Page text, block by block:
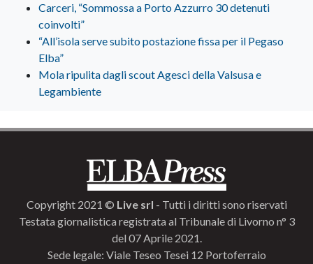
Carceri, “Sommossa a Porto Azzurro 30 detenuti
coinvolti”
“All’isola serve subito postazione fissa per il Pegaso
Elba”
Mola ripulita dagli scout Agesci della Valsusa e
Legambiente
Copyright 2021 © Live srl - Tutti i diritti sono riservati
Testata giornalistica registrata al Tribunale di Livorno n° 3
del 07 Aprile 2021.
Sede legale: Viale Teseo Tesei 12 Portoferraio